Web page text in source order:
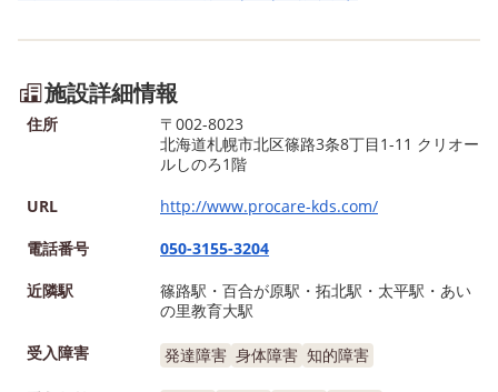
施設詳細情報
住所
〒002-8023
北海道札幌市北区篠路3条8丁目1-11 クリオー
ルしのろ1階
URL
http://www.procare-kds.com/
電話番号
050-3155-3204
近隣駅
篠路駅・百合が原駅・拓北駅・太平駅・あい
の里教育大駅
受入障害
発達障害 身体障害 知的障害